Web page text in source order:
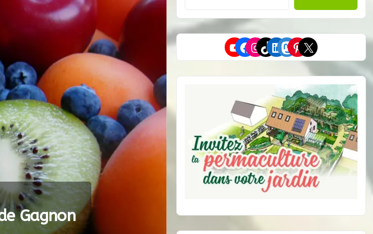
Gagnon
YouTube
Facebook
Instagram
TikTok
LinkedIn
Mastodon
Pinterest
X